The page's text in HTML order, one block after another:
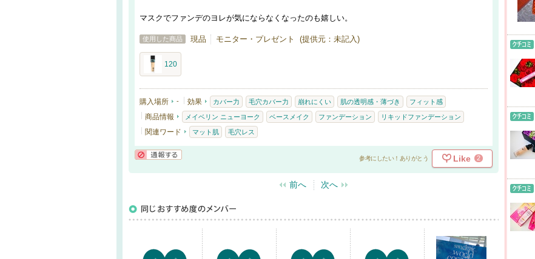
マスクでファンデのヨレが気にならなくなったのも嬉しい。
使用した商品 現品 モニター・プレゼント (提供元：未記入)
120
購入場所 - 効果 カバー力 毛穴カバー力 崩れにくい 肌の透明感・薄づき フィット感
商品情報 メイベリン ニューヨーク ベースメイク ファンデーション リキッドファンデーション
関連ワード マット肌 毛穴レス
参考にしたい！ありがとう Like 2
前へ 次へ